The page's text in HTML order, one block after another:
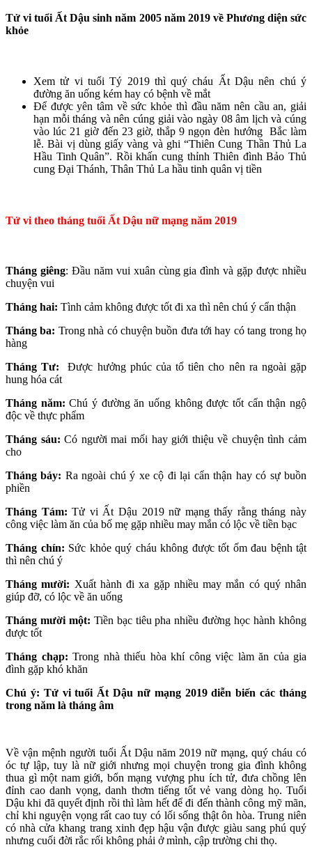
Tử vi tuổi Ất Dậu sinh năm 2005 năm 2019 về Phương diện sức
khỏe
Xem tử vi tuổi Tý 2019 thì quý cháu Ất Dậu nên chú ý
đường ăn uống kém hay có bệnh về mắt
Để được yên tâm về sức khỏe thì đầu năm nên cầu an, giải
hạn mỗi tháng và nên cúng giải vào ngày 08 âm lịch và cúng
vào lúc 21 giờ đến 23 giờ, thắp 9 ngọn đèn hướng Bắc làm
lễ. Bài vị dùng giấy vàng và ghi “Thiên Cung Thần Thủ La
Hầu Tinh Quân”. Rồi khấn cung thỉnh Thiên đình Bảo Thủ
cung Đại Thánh, Thân Thủ La hầu tinh quân vị tiền
Tử vi theo tháng tuổi Ất Dậu nữ mạng năm 2019
Tháng giêng: Đầu năm vui xuân cùng gia đình và gặp được nhiều
chuyện vui
Tháng hai: Tình cảm không được tốt đi xa thì nên chú ý cẩn thận
Tháng ba: Trong nhà có chuyện buồn đưa tới hay có tang trong họ
hàng
Tháng Tư: Được hưởng phúc của tổ tiên cho nên ra ngoài gặp
hung hóa cát
Tháng năm:Chú ý đường ăn uống không được tốt cẩn thận ngộ
độc về thực phẩm
Tháng sáu: Có người mai mối hay giới thiệu về chuyện tình cảm
cho
Tháng bảy: Ra ngoài chú ý xe cộ đi lại cẩn thận hay có sự buồn
phiền
Tháng Tám:Tử vi Ất Dậu 2019 nữ mạng thấy rằng tháng này
công việc làm ăn của bố mẹ gặp nhiều may mắn có lộc về tiền bạc
Tháng chín: Sức khỏe quý cháu không được tốt ốm đau bệnh tật
thì nên chú ý
Tháng mười: Xuất hành đi xa gặp nhiều may mắn có quý nhân
giúp đỡ, có lộc về ăn uống
Tháng mười một: Tiền bạc tiêu pha nhiều đường học hành không
được tốt
Tháng chạp: Trong nhà thiếu hòa khí công việc làm ăn của gia
đình gặp khó khăn
Chú ý: Tử vi tuổi Ất Dậu nữ mạng 2019 diễn biến các tháng
trong năm là tháng âm
Về vận mệnh người tuổi Ất Dậu năm 2019 nữ mạng, quý cháu có
óc tự lập, tuy là nữ giới nhưng mọi chuyện trong gia đình không
thua gì một nam giới, bổn mạng vượng phu ích tử, đưa chồng lên
đỉnh cao danh vọng, danh thơm tiếng tốt vẻ vang dòng họ. Tuổi
Dậu khi đã quyết định rồi thì làm hết để đi đến thành công mỹ mãn,
chỉ khi nguyện vọng rất cao tuy có lối sống thật ôn hòa. Trung niên
có nhà cửa khang trang xinh đẹp hậu vận được giàu sang phú quý
nhưng cuối đời rắc rối không phải ở mình, cập trường chi thọ.